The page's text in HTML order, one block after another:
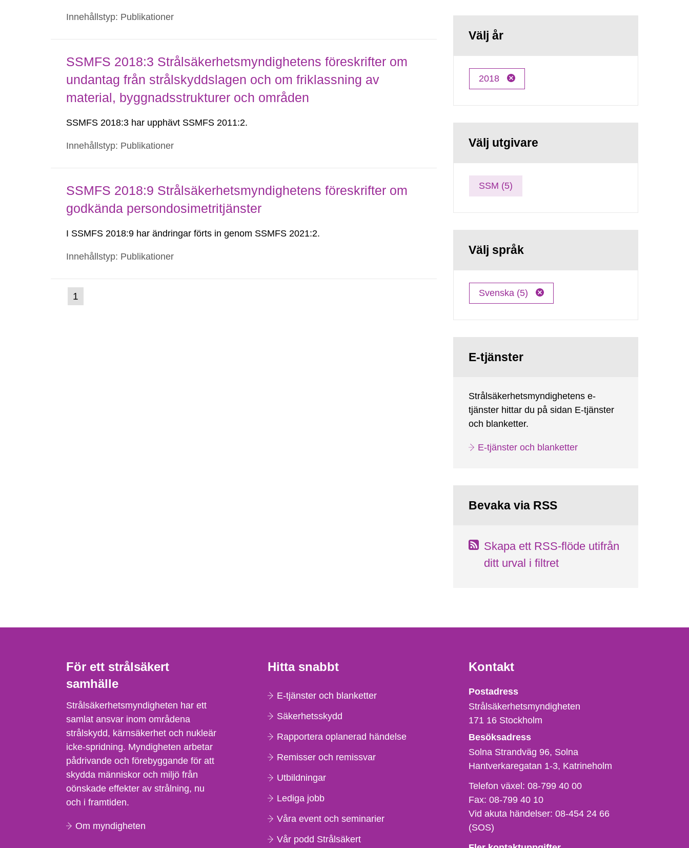
Innehållstyp: Publikationer
SSMFS 2018:3 Strålsäkerhetsmyndighetens föreskrifter om
undantag från strålskyddslagen och om friklassning av
material, byggnadsstrukturer och områden
SSMFS 2018:3 har upphävt SSMFS 2011:2.
Innehållstyp: Publikationer
SSMFS 2018:9 Strålsäkerhetsmyndighetens föreskrifter om
godkända persondosimetritjänster
I SSMFS 2018:9 har ändringar förts in genom SSMFS 2021:2.
Innehållstyp: Publikationer
Gå
till
1
Välj år
2018
Välj utgivare
SSM (5)
Välj språk
Svenska (5)
E-tjänster
Strålsäkerhetsmyndighetens e-
tjänster hittar du på sidan E-tjänster
och blanketter.
E-tjänster och blanketter
Bevaka via RSS
Skapa ett RSS-flöde utifrån
ditt urval i filtret
För ett strålsäkert
samhälle
Strålsäkerhetsmyndigheten har ett
samlat ansvar inom områdena
strålskydd, kärnsäkerhet och nukleär
icke-spridning. Myndigheten arbetar
pådrivande och förebyggande för att
skydda människor och miljö från
oönskade effekter av strålning, nu
och i framtiden.
Om myndigheten
Hitta snabbt
E-tjänster och blanketter
Säkerhetsskydd
Rapportera oplanerad händelse
Remisser och remissvar
Utbildningar
Lediga jobb
Våra event och seminarier
Vår podd Strålsäkert
Kontakt
Strålsäkerhetsmyndigheten
Postadress
Strålsäkerhetsmyndigheten
171 16 Stockholm
Besöksadress
Solna Strandväg 96, Solna
Hantverkaregatan 1-3 Katrineholm
Telefon,
fax
och
e-
Telefon växel:08-799 40 00
Fax:08-799 40 10
Vid akuta händelser:08-454 24 66
(SOS)